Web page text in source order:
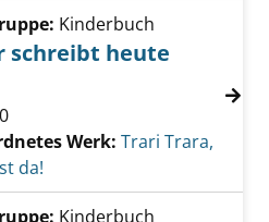
Kinderbuch
schreibt heute
Werk: Trari Trara,
da!
Kinderbuch